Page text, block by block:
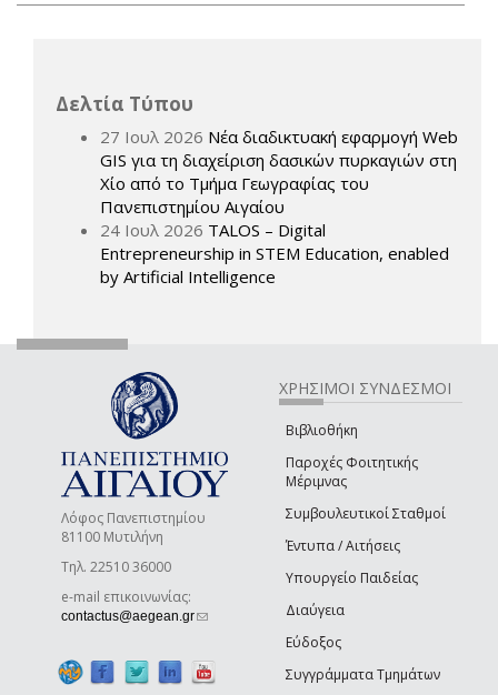
Δελτία Τύπου
27 Ιουλ 2026 Νέα διαδικτυακή εφαρμογή Web
GIS για τη διαχείριση δασικών πυρκαγιών στη
Χίο από το Τμήμα Γεωγραφίας του
Πανεπιστημίου Αιγαίου
24 Ιουλ 2026 TALOS – Digital
Entrepreneurship in STEM Education, enabled
by Artificial Intelligence
Λόφος Πανεπιστημίου
81100 Μυτιλήνη
Τηλ. 22510 36000
e-mail επικοινωνίας:
contactus@aegean.gr(link sends e-mail)
ΧΡΗΣΙΜΟΙ ΣΥΝΔΕΣΜΟΙ
Βιβλιοθήκη
Παροχές Φοιτητικής
Μέριμνας
Συμβουλευτικοί Σταθμοί
Έντυπα / Αιτήσεις
Υπουργείο Παιδείας
Διαύγεια
Εύδοξος
Συγγράμματα Τμημάτων